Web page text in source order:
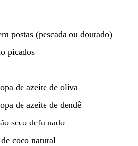
postas (pescada ou dourado)
picados
de azeite de oliva
de azeite de dendê
seco defumado
coco natural